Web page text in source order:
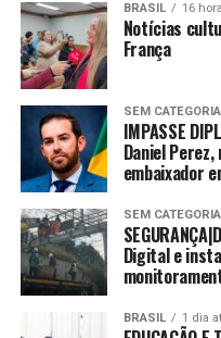
BRASIL 16
Notícias
França
SEM CATEGORIA
IMPASSE
Daniel
embaixador
SEM CATEGORIA
Digital e
BRASIL 1 dia